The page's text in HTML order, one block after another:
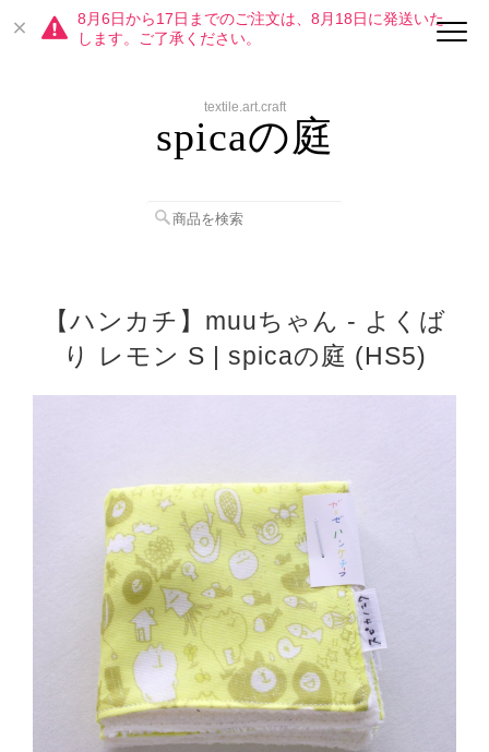
8月6日から17日までのご注文は、8月18日に発送いた
します。ご了承ください。
textile.art.craft
spicaの庭
【ハンカチ】muuちゃん - よくば
り レモン S | spicaの庭 (HS5)